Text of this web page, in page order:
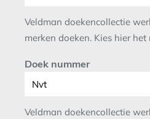
Veldman doekencollectie
merken doeken. Kies hier het
Doek nummer
Veldman doekencollectie